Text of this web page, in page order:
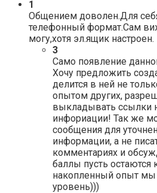
1
Общением доволен.Для
телефонный формат.Сам
могу,хотя эл.ящик настроен.
3
Само появление
Хочу предложить
делится в ней не
опытом других,
выкладывать ссылки
инфориации! Так же
сообщения для
информации, а не
комментариях и
баллы пусть остаются
накопленный опыт
уровень)))